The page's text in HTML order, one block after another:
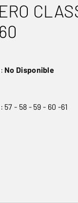
No Disponible
57 - 58 - 59 - 60 -61